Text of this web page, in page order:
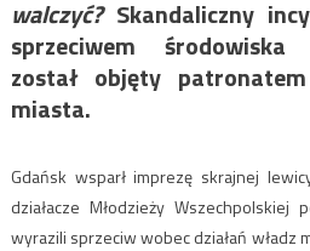
walczyć? Skandaliczny
sprzeciwem
został objęty
miasta.
Gdańsk wsparł imprezę skrajnej
działacze Młodzieży Wszechpolskiej
wyrazili sprzeciw wobec działań władz